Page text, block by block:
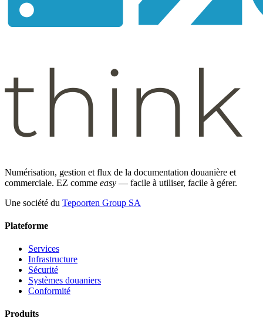
Numérisation, gestion et flux de la documentation douanière et
commerciale. EZ comme easy — facile à utiliser, facile à gérer.
Une société du Tepoorten Group SA
Plateforme
Services
Infrastructure
Sécurité
Systèmes douaniers
Conformité
Produits